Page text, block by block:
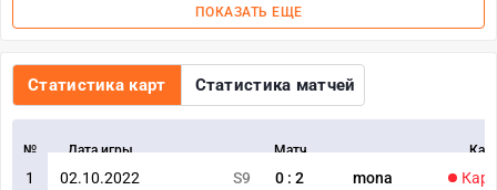
ПОКАЗАТЬ ЕЩЕ
Статистика карт Статистика матчей
№ Дата игры Матч
1 02.10.2022 S9 mona
0 : 2